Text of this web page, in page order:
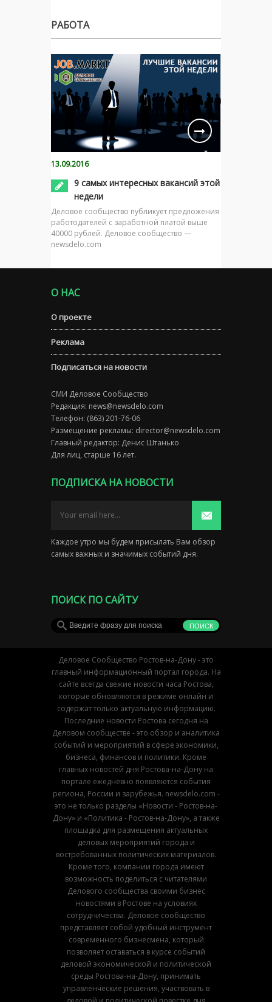
РАБОТА
13.09.2016
9 самых интересных вакансий этой
недели
Деловое сообщество публикует предложения
работодателей с заработной платой выше
40000 рублей. Деловое сообщество —
newsdelo.com
О НАС
О проекте
Реклама
Подписаться на новости
СМИ Деловое Сообщество
Редакция: news@newsdelo.com
Телефон: (863) 201-76-06
Размещение рекламы: director@newsdelo.com
Главный редактор: Денис Штанько
Для лиц, старше 16 лет.
ПОДПИСКА НА НОВОСТИ
Каждое утро мы будем присылать Вам обзор
самых важных и значимых событий дня.
ПОИСК ПО САЙТУ
Деловое Сообщество Ростов-на-Дону - это
главный информационный портал города. На
сайте всегда свежие новости часа Ростова,
которые обновляются в режиме онлайн и
содержат только актуальную информацию.
Последние новости Ростова сегодня на
Деловом сообществе - это обзор и аналитика
событий и мероприятий в сфере экономики,
бизнеса, финансов и политики. Кроме
главных новостей дня Ростова-на-Дону на
портале ежедневно появляются события
региона, России и зарубежья. newsdelo.com -
это не только разделы «Новости - Ростов-на-
Дону» и «Политика - Ростов-на-Дону», а также
площадка для размещения актуальных
деловых мероприятий города и
востребованных политических материалов.
Кроме того, компании города имеют
возможность поделиться с читателями
Делового сообщества своими бизнес
новостями в Ростове на условиях
сотрудничества. Деловое сообщество
представляет собой удобный инструмент
современного бизнесмена, который
позволяет оставаться в курсе событий
деловой экономической и политической
среды Ростова-на-Дону, принимать
управленческие решения, участвовать в